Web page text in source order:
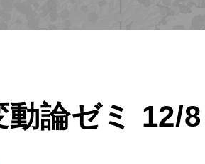
動論ゼミ 12/8